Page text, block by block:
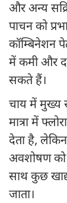
और अन्य
पाचन को
कॉम्बिनेशन
में कमी और
सकते हैं।
चाय में मुख्य
मात्रा में
देता है,
अवशोषण को
साथ कुछ
जाता।